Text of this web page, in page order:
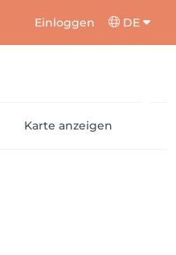
Einloggen DE
Karte anzeigen